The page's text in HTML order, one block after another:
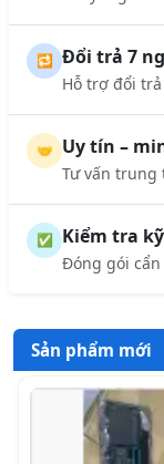
🔁 Đổi trả 7
Hỗ trợ đổi
🤝 Uy tín –
Tư vấn
✅ Kiểm tra
Đóng gói
Sản phẩm mới